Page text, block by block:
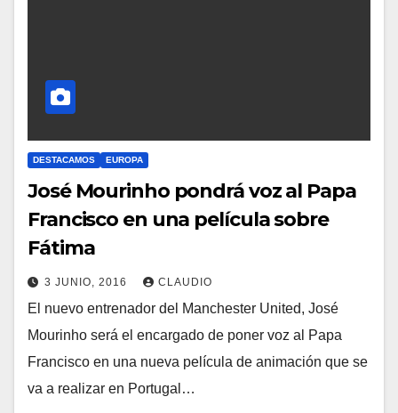
DESTACAMOS EUROPA
José Mourinho pondrá voz al Papa
Francisco en una película sobre
Fátima
3 JUNIO, 2016 CLAUDIO
N
O
H
El nuevo entrenador del Manchester United, José
Mourinho será el encargado de poner voz al Papa
Francisco en una nueva película de animación que se
va a realizar en Portugal…